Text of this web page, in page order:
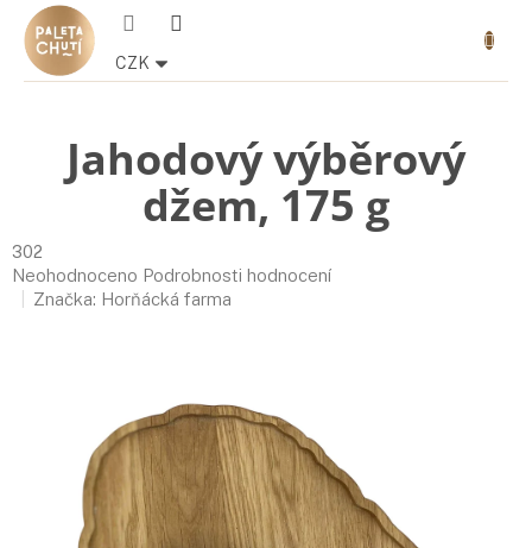
Přejít
obsah
CZK
košík
Jahodový výběrový
džem, 175 g
302
Průměrné
hodnocení
Neohodnoceno Podrobnosti hodnocení
Značka: Horňácká farma